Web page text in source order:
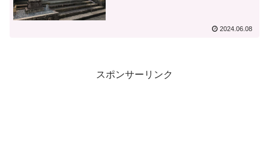
2024.06.08
スポンサーリンク